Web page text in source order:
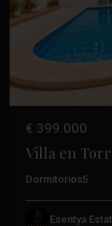
Anterior
€ 399.000
Villa en
Dormitorios5
Esentya